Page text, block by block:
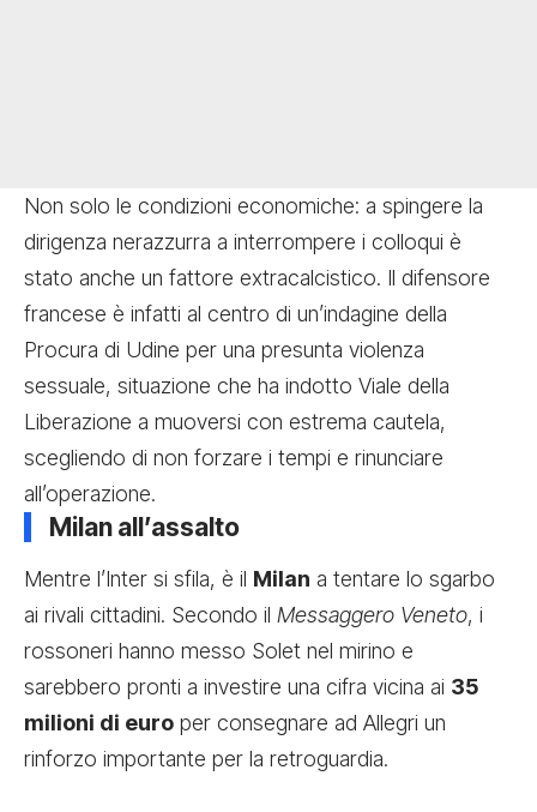
Non solo le condizioni economiche: a spingere la
dirigenza nerazzurra a interrompere i colloqui è
stato anche un fattore extracalcistico. Il difensore
francese è infatti al centro di un’indagine della
Procura di Udine per una presunta violenza
sessuale, situazione che ha indotto Viale della
Liberazione a muoversi con estrema cautela,
scegliendo di non forzare i tempi e rinunciare
all’operazione.
Milan all’assalto
Mentre l’Inter si sfila, è il Milan a tentare lo sgarbo
ai rivali cittadini. Secondo il Messaggero Veneto, i
rossoneri hanno messo Solet nel mirino e
sarebbero pronti a investire una cifra vicina ai 35
milioni di euro per consegnare ad Allegri un
rinforzo importante per la retroguardia.